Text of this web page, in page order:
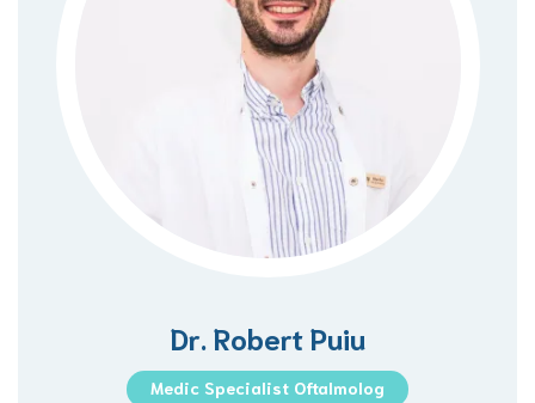
Dr. Robert Puiu
Medic Specialist Oftalmolog